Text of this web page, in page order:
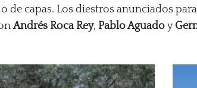
de capas. Los diestros anunciados
Andrés Roca Rey,Pablo Aguado y